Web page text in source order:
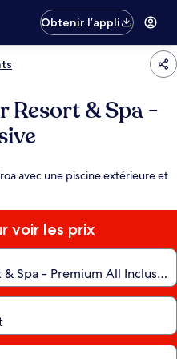
Obtenir l’appli
Resort & Spa -
avec une piscine extérieure et
voir les prix